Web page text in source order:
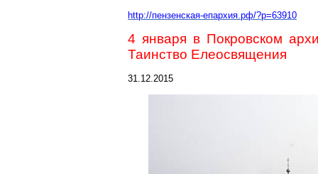
http://пензенская-епархия.рф/?p=63910
4 января в Покровском
Таинство Елеосвящения
31.12.2015